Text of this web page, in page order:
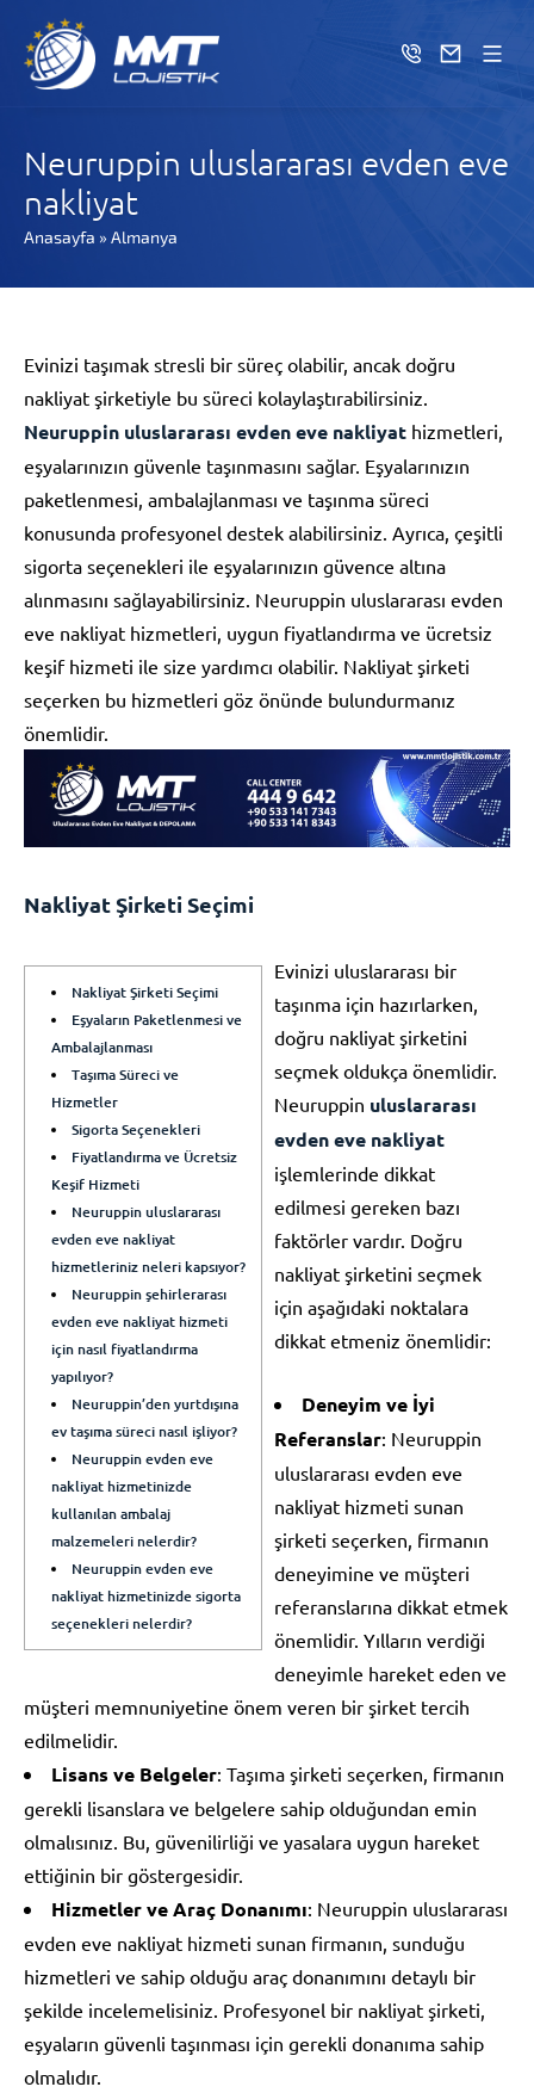
Neuruppin uluslararası evden eve
nakliyat
Anasayfa » Almanya
Evinizi taşımak stresli bir süreç olabilir, ancak doğru
nakliyat şirketiyle bu süreci kolaylaştırabilirsiniz.
Neuruppin uluslararası evden eve nakliyat hizmetleri,
eşyalarınızın güvenle taşınmasını sağlar. Eşyalarınızın
paketlenmesi, ambalajlanması ve taşınma süreci
konusunda profesyonel destek alabilirsiniz. Ayrıca, çeşitli
sigorta seçenekleri ile eşyalarınızın güvence altına
alınmasını sağlayabilirsiniz. Neuruppin uluslararası evden
eve nakliyat hizmetleri, uygun fiyatlandırma ve ücretsiz
keşif hizmeti ile size yardımcı olabilir. Nakliyat şirketi
seçerken bu hizmetleri göz önünde bulundurmanız
önemlidir.
Nakliyat Şirketi Seçimi
Nakliyat Şirketi Seçimi
Eşyaların Paketlenmesi ve
Ambalajlanması
Taşıma Süreci ve
Hizmetler
Sigorta Seçenekleri
Fiyatlandırma ve Ücretsiz
Keşif Hizmeti
Neuruppin uluslararası
evden eve nakliyat
hizmetleriniz neleri kapsıyor?
Neuruppin şehirlerarası
evden eve nakliyat hizmeti
için nasıl fiyatlandırma
yapılıyor?
Neuruppin’den yurtdışına
ev taşıma süreci nasıl işliyor?
Neuruppin evden eve
nakliyat hizmetinizde
kullanılan ambalaj
malzemeleri nelerdir?
Neuruppin evden eve
nakliyat hizmetinizde sigorta
seçenekleri nelerdir?
Evinizi uluslararası bir
taşınma için hazırlarken,
doğru nakliyat şirketini
seçmek oldukça önemlidir.
Neuruppin uluslararası
evden eve nakliyat
işlemlerinde dikkat
edilmesi gereken bazı
faktörler vardır. Doğru
nakliyat şirketini seçmek
için aşağıdaki noktalara
dikkat etmeniz önemlidir:
Deneyim ve İyi
Referanslar: Neuruppin
uluslararası evden eve
nakliyat hizmeti sunan
şirketi seçerken, firmanın
deneyimine ve müşteri
referanslarına dikkat etmek
önemlidir. Yılların verdiği
deneyimle hareket eden ve
müşteri memnuniyetine önem veren bir şirket tercih
edilmelidir.
Lisans ve Belgeler: Taşıma şirketi seçerken, firmanın
gerekli lisanslara ve belgelere sahip olduğundan emin
olmalısınız. Bu, güvenilirliği ve yasalara uygun hareket
ettiğinin bir göstergesidir.
Hizmetler ve Araç Donanımı: Neuruppin uluslararası
evden eve nakliyat hizmeti sunan firmanın, sunduğu
hizmetleri ve sahip olduğu araç donanımını detaylı bir
şekilde incelemelisiniz. Profesyonel bir nakliyat şirketi,
eşyaların güvenli taşınması için gerekli donanıma sahip
olmalıdır.